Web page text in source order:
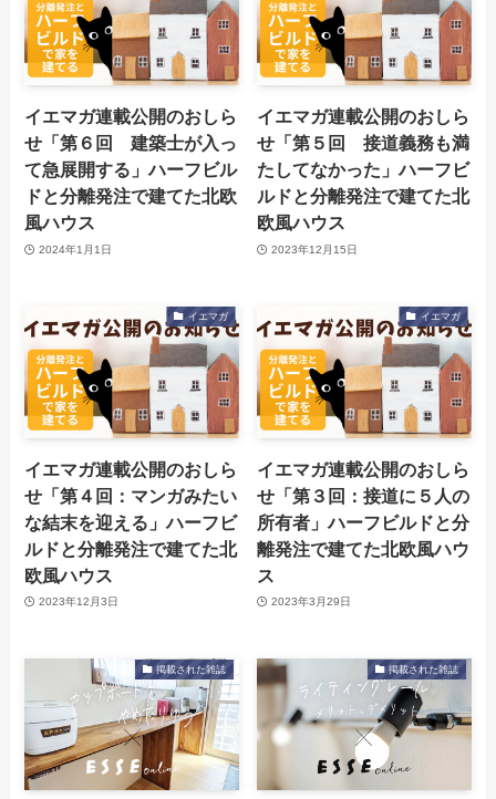
イエマガ連載公開のおしら
せ「第６回 建築士が入っ
て急展開する」ハーフビル
ドと分離発注で建てた北欧
風ハウス
2024年1月1日
イエマガ連載公開のおしら
せ「第５回 接道義務も満
たしてなかった」ハーフビ
ルドと分離発注で建てた北
欧風ハウス
2023年12月15日
イエマガ
イエマガ連載公開のおしら
せ「第４回：マンガみたい
な結末を迎える」ハーフビ
ルドと分離発注で建てた北
欧風ハウス
2023年12月3日
イエマガ
イエマガ連載公開のおしら
せ「第３回：接道に５人の
所有者」ハーフビルドと分
離発注で建てた北欧風ハウ
ス
2023年3月29日
掲載された雑誌 掲載された雑誌